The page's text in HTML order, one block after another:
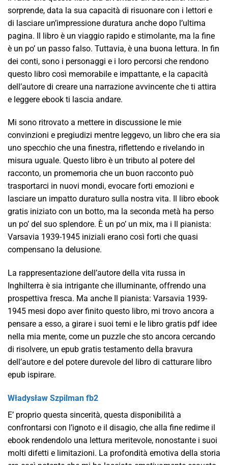
sorprende, data la sua capacità di risuonare con i lettori e
di lasciare un’impressione duratura anche dopo l’ultima
pagina. Il libro è un viaggio rapido e stimolante, ma la fine
è un po’ un passo falso. Tuttavia, è una buona lettura. In fin
dei conti, sono i personaggi e i loro percorsi che rendono
questo libro così memorabile e impattante, e la capacità
dell’autore di creare una narrazione avvincente che ti attira
e leggere ebook ti lascia andare.
Mi sono ritrovato a mettere in discussione le mie
convinzioni e pregiudizi mentre leggevo, un libro che era sia
uno specchio che una finestra, riflettendo e rivelando in
misura uguale. Questo libro è un tributo al potere del
racconto, un promemoria che un buon racconto può
trasportarci in nuovi mondi, evocare forti emozioni e
lasciare un impatto duraturo sulla nostra vita. Il libro ebook
gratis iniziato con un botto, ma la seconda metà ha perso
un po’ del suo splendore. È un po’ un mix, ma i Il pianista:
Varsavia 1939-1945 iniziali erano così forti che quasi
compensano la delusione.
La rappresentazione dell’autore della vita russa in
Inghilterra è sia intrigante che illuminante, offrendo una
prospettiva fresca. Ma anche Il pianista: Varsavia 1939-
1945 mesi dopo aver finito questo libro, mi trovo ancora a
pensare a esso, a girare i suoi temi e le libro gratis pdf idee
nella mia mente, come un puzzle che sto ancora cercando
di risolvere, un epub gratis testamento della bravura
dell’autore e del potere durevole del libro di catturare libro
epub ispirare.
Władysław Szpilman fb2
E’ proprio questa sincerità, questa disponibilità a
confrontarsi con l’ignoto e il disagio, che alla fine redime il
ebook rendendolo una lettura meritevole, nonostante i suoi
molti difetti e limitazioni. La profondità emotiva della storia